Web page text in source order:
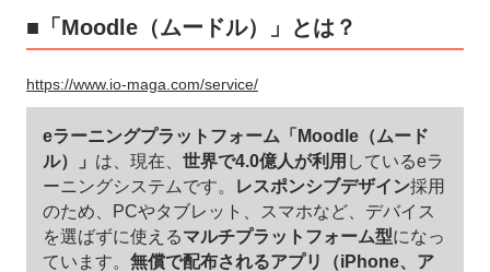
■「Moodle（ムードル）」とは？
https://www.io-maga.com/service/
eラーニングプラットフォーム「Moodle（ムード
ル）」 は、現在、 世界で4.0億人が利用 しているeラ
ーニングシステムです。
レスポンシブデザイン採用
のため、PCやタブレット、スマホなど、デバイス
を選ばずに使えるマルチプラットフォーム型になっ
ています。 無償で配布されるアプリ（iPhone、ア